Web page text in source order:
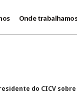
Onde
do CICV sobre